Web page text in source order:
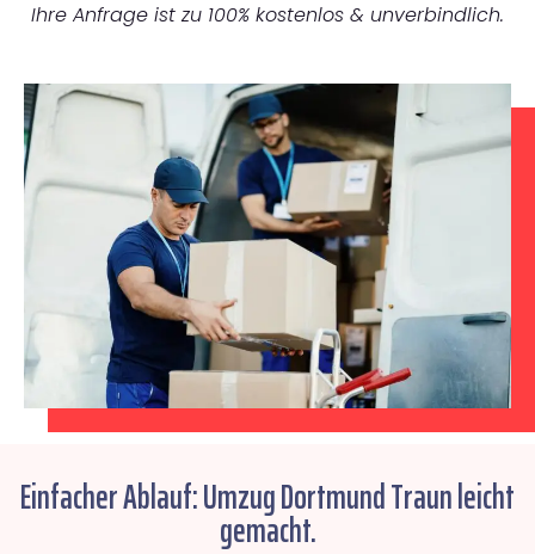
Ihre Anfrage ist zu 100% kostenlos & unverbindlich.
Einfacher Ablauf: Umzug Dortmund Traun leicht
gemacht.